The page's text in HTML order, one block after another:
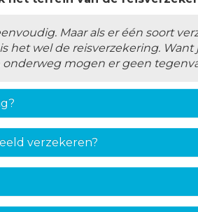
Maar als er één soort
het wel de reisverzekering. Want
mogen er geen
verzekeren?